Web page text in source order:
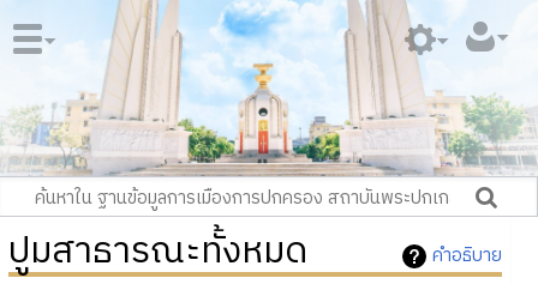
คำอธิบาย
ปูมสาธารณะทั้งหมด